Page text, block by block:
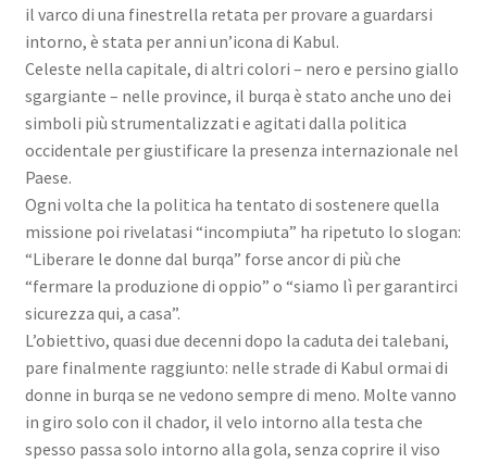
il varco di una finestrella retata per provare a guardarsi
intorno, è stata per anni un’icona di Kabul.
Celeste nella capitale, di altri colori – nero e persino giallo
sgargiante – nelle province, il burqa è stato anche uno dei
simboli più strumentalizzati e agitati dalla politica
occidentale per giustificare la presenza internazionale nel
Paese.
Ogni volta che la politica ha tentato di sostenere quella
missione poi rivelatasi “incompiuta” ha ripetuto lo slogan:
“Liberare le donne dal burqa” forse ancor di più che
“fermare la produzione di oppio” o “siamo lì per garantirci
sicurezza qui, a casa”.
L’obiettivo, quasi due decenni dopo la caduta dei talebani,
pare finalmente raggiunto: nelle strade di Kabul ormai di
donne in burqa se ne vedono sempre di meno. Molte vanno
in giro solo con il chador, il velo intorno alla testa che
spesso passa solo intorno alla gola, senza coprire il viso